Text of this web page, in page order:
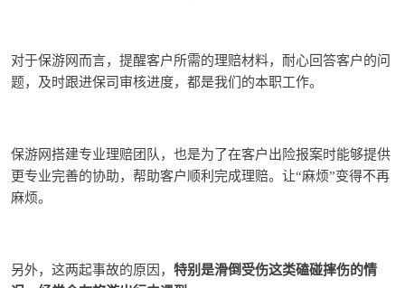
对于保游网而言，提醒客户所需的理赔材料，耐心回答客户的问
题，及时跟进保司审核进度，都是我们的本职工作。
保游网搭建专业理赔团队，也是为了在客户出险报案时能够提供
更专业完善的协助，帮助客户顺利完成理赔。让“麻烦”变得不再
麻烦。
另外，这两起事故的原因， 特别是滑倒受伤这类磕碰摔伤的情